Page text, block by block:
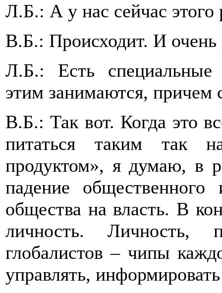
Л.Б.: А у нас сейчас этого
В.Б.: Происходит. И очень
Л.Б.: Есть
этим занимаются, причем
В.Б.: Так вот. Когда это
питаться таким так
продуктом», я думаю, в
падение общественного
общества на власть. В
личность.
глобалистов – чипы
управлять,